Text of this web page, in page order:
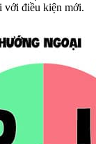
với điều kiện mới.